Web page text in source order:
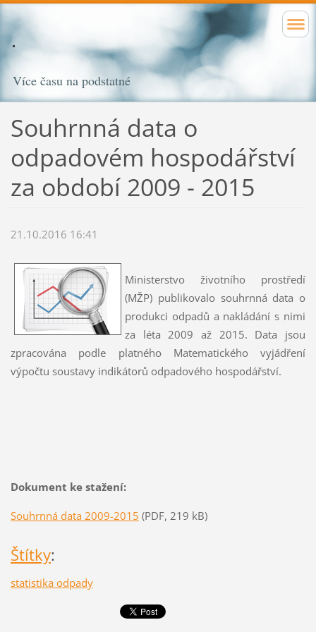
Více času na podstatné
Souhrnná data o
odpadovém hospodářství
za období 2009 - 2015
21.10.2016 16:41
Ministerstvo životního prostředí
(MŽP) publikovalo souhrnná data o
produkci odpadů a nakládání s nimi
za léta 2009 až 2015. Data jsou
zpracována podle platného Matematického vyjádření
výpočtu soustavy indikátorů odpadového hospodářství.
Dokument ke stažení:
Souhrnná data 2009-2015 (PDF, 219 kB)
Štítky:
statistika odpady